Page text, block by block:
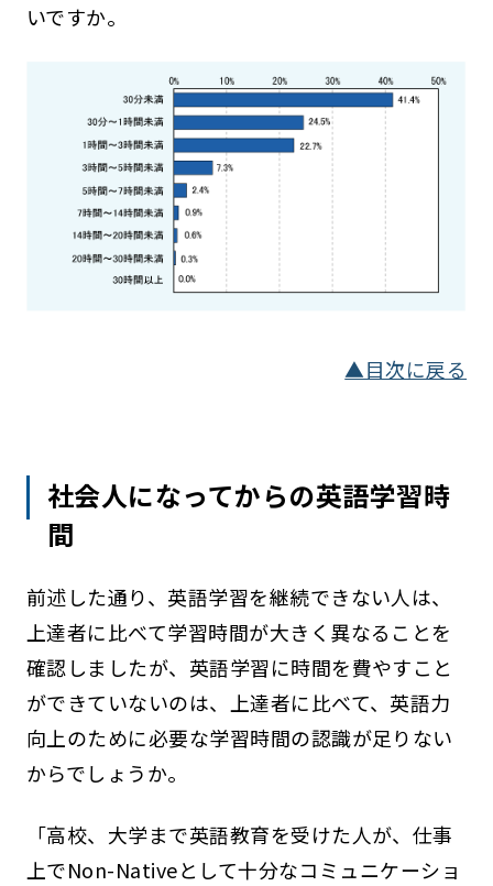
いですか。
▲目次に戻る
社会人になってからの英語学習時
間
前述した通り、英語学習を継続できない人は、
上達者に比べて学習時間が大きく異なることを
確認しましたが、英語学習に時間を費やすこと
ができていないのは、上達者に比べて、英語力
向上のために必要な学習時間の認識が足りない
からでしょうか。
「高校、大学まで英語教育を受けた人が、仕事
上でNon-Nativeとして十分なコミュニケーショ